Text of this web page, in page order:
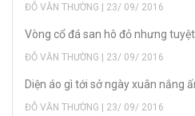
ĐỖ VĂN THƯỜNG | 23/ 09/ 2016
Vòng cổ đá san hô đỏ nhưng
ĐỖ VĂN THƯỜNG | 23/ 09/ 2016
Diện áo gì tới sở ngày xuân nắng
ĐỖ VĂN THƯỜNG | 23/ 09/ 2016